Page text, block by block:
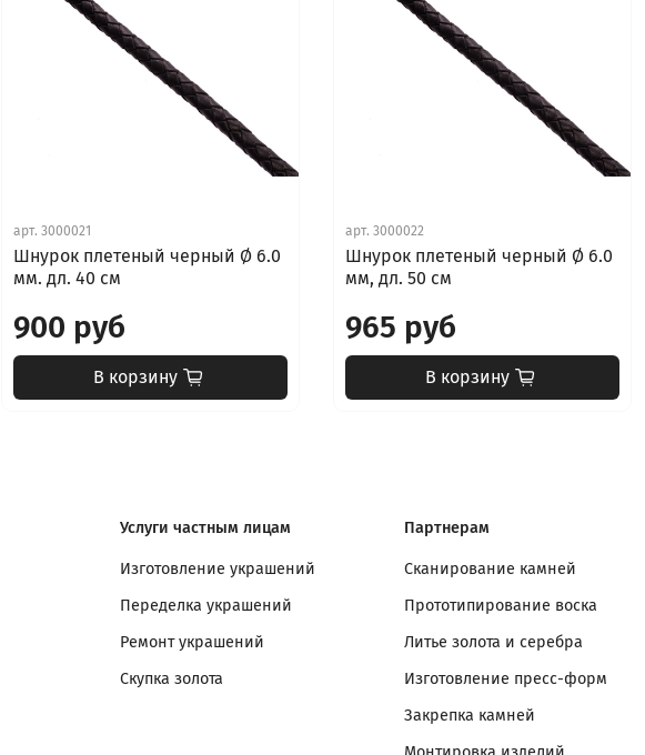
арт.3000021
Шнурок плетеный черный Ø 6.0
мм. дл. 40 см
900 руб
В корзину
арт.3000022
Шнурок плетеный черный Ø 6.0
мм, дл. 50 см
965 руб
В корзину
Услуги частным лицам
Изготовление украшений
Переделка украшений
Ремонт украшений
Скупка золота
Партнерам
Сканирование камней
Прототипирование воска
Литье золота и серебра
Изготовление пресс-форм
Закрепка камней